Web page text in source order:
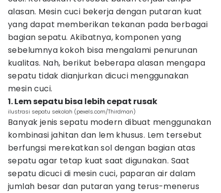
alasan. Mesin cuci bekerja dengan putaran kuat
yang dapat memberikan tekanan pada berbagai
bagian sepatu. Akibatnya, komponen yang
sebelumnya kokoh bisa mengalami penurunan
kualitas. Nah, berikut beberapa alasan mengapa
sepatu tidak dianjurkan dicuci menggunakan
mesin cuci.
1. Lem sepatu bisa lebih cepat rusak
ilustrasi sepatu sekolah (pexels.com/Thirdman)
Banyak jenis sepatu modern dibuat menggunakan
kombinasi jahitan dan lem khusus. Lem tersebut
berfungsi merekatkan sol dengan bagian atas
sepatu agar tetap kuat saat digunakan. Saat
sepatu dicuci di mesin cuci, paparan air dalam
jumlah besar dan putaran yang terus-menerus